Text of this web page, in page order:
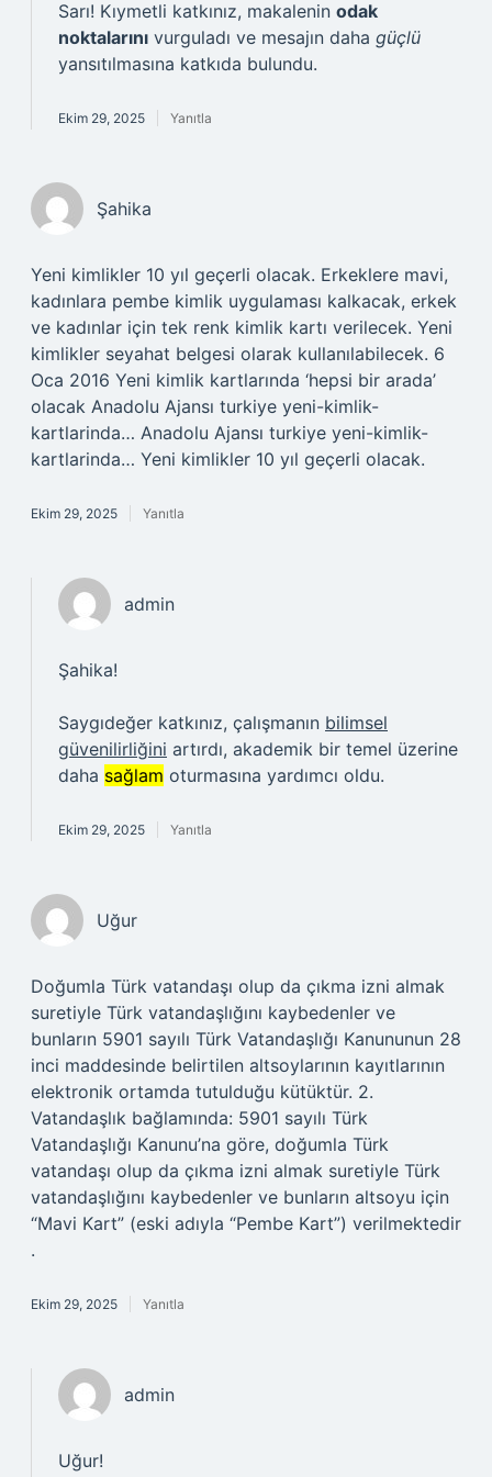
Sarı! Kıymetli katkınız, makalenin odak
noktalarını vurguladı ve mesajın daha güçlü
yansıtılmasına katkıda bulundu.
Ekim 29, 2025 Yanıtla
Şahika
Yeni kimlikler 10 yıl geçerli olacak. Erkeklere mavi,
kadınlara pembe kimlik uygulaması kalkacak, erkek
ve kadınlar için tek renk kimlik kartı verilecek. Yeni
kimlikler seyahat belgesi olarak kullanılabilecek. 6
Oca 2016 Yeni kimlik kartlarında ‘hepsi bir arada’
olacak Anadolu Ajansı turkiye yeni-kimlik-
kartlarinda… Anadolu Ajansı turkiye yeni-kimlik-
kartlarinda… Yeni kimlikler 10 yıl geçerli olacak.
Ekim 29, 2025 Yanıtla
admin
Şahika!
Saygıdeğer katkınız, çalışmanın bilimsel
güvenilirliğini artırdı, akademik bir temel üzerine
daha sağlam oturmasına yardımcı oldu.
Ekim 29, 2025 Yanıtla
Uğur
Doğumla Türk vatandaşı olup da çıkma izni almak
suretiyle Türk vatandaşlığını kaybedenler ve
bunların 5901 sayılı Türk Vatandaşlığı Kanununun 28
inci maddesinde belirtilen altsoylarının kayıtlarının
elektronik ortamda tutulduğu kütüktür. 2.
Vatandaşlık bağlamında: 5901 sayılı Türk
Vatandaşlığı Kanunu’na göre, doğumla Türk
vatandaşı olup da çıkma izni almak suretiyle Türk
vatandaşlığını kaybedenler ve bunların altsoyu için
“Mavi Kart” (eski adıyla “Pembe Kart”) verilmektedir
.
Ekim 29, 2025 Yanıtla
admin
Uğur!